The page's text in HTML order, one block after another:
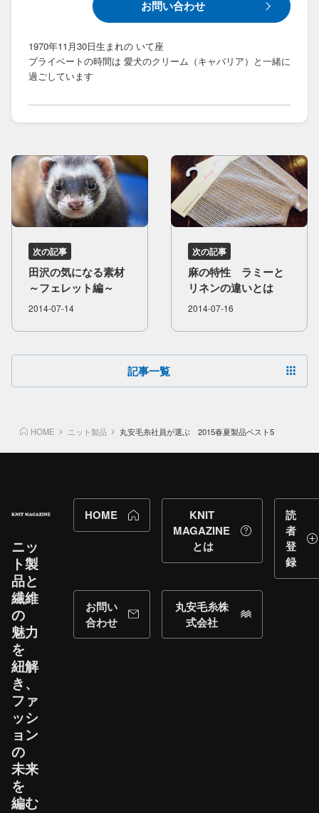
お問い合わせ
1970年11月30日生まれの いて座
プライベートの時間は 愛犬のクリーム（キャバリア）と一緒に
過ごしています
次の記事
田沢の​気に​なる​素材
～フェレット編～
2014-07-14
次の記事
麻の​特性 ラミーと​
リネンの​違いとは
2014-07-16
記事一覧
HOME ニット製品 丸安毛糸社員が選ぶ 2015春夏製品ベスト5
ニッ
ト製
品と​
繊維
の​
魅力
を​
紐解
き、​
ファ
ッシ
ョン
の​
未来
を​
編む
HOME
KNIT
MAGAZINE
とは
読
者
登
録
お問い
合わせ
丸安毛糸株
式会社